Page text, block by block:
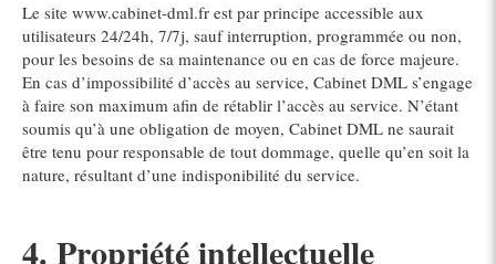
Le site www.cabinet-dml.fr est par principe accessible aux
utilisateurs 24/24h, 7/7j, sauf interruption, programmée ou non,
pour les besoins de sa maintenance ou en cas de force majeure.
En cas d’impossibilité d’accès au service, Cabinet DML s’engage
à faire son maximum afin de rétablir l’accès au service. N’étant
soumis qu’à une obligation de moyen, Cabinet DML ne saurait
être tenu pour responsable de tout dommage, quelle qu’en soit la
nature, résultant d’une indisponibilité du service.
4. Propriété intellectuelle